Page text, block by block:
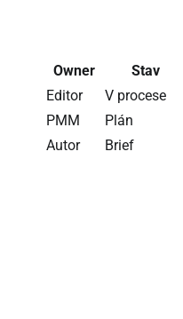
Owner
Stav
Editor
V procese
PMM
Plán
Autor Brief